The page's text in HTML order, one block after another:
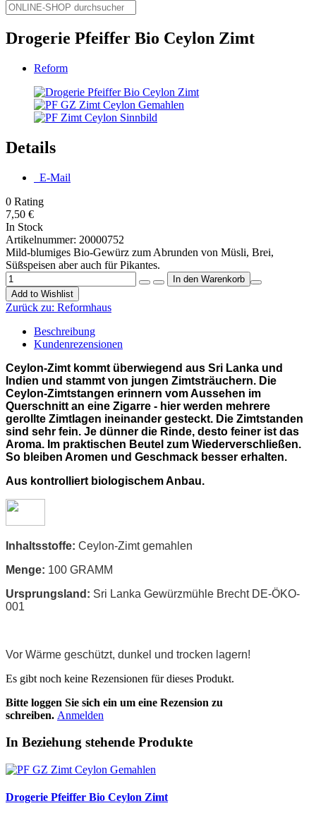
Drogerie Pfeiffer Bio Ceylon Zimt
Reform
Details
E-Mail
0 Rating
7,50 €
In Stock
Artikelnummer: 20000752
Mild-blumiges Bio-Gewürz zum Abrunden von Müsli, Brei,
Süßspeisen aber auch für Pikantes.
Add to Wishlist
Zurück zu: Reformhaus
Beschreibung
Kundenrezensionen
Ceylon-Zimt kommt überwiegend aus Sri Lanka und
Indien und stammt von jungen Zimtsträuchern. Die
Ceylon-Zimtstangen erinnern vom Aussehen im
Querschnitt an eine Zigarre - hier werden mehrere
gerollte Zimtlagen ineinander gesteckt. Die Zimtstanden
sind sehr fein. Je dünner die Rinde, desto feiner ist das
Aroma. Im praktischen Beutel zum Wiederverschließen.
So bleiben Aromen und Geschmack besser erhalten.
Aus kontrolliert biologischem Anbau.
Inhaltsstoffe: Ceylon-Zimt gemahlen
Menge: 100 GRAMM
Ursprungsland: Sri Lanka Gewürzmühle Brecht DE-ÖKO-
001
Vor Wärme geschützt, dunkel und trocken lagern!
Es gibt noch keine Rezensionen für dieses Produkt.
Bitte loggen Sie sich ein um eine Rezension zu
schreiben. Anmelden
In Beziehung stehende Produkte
Drogerie Pfeiffer Bio Ceylon Zimt